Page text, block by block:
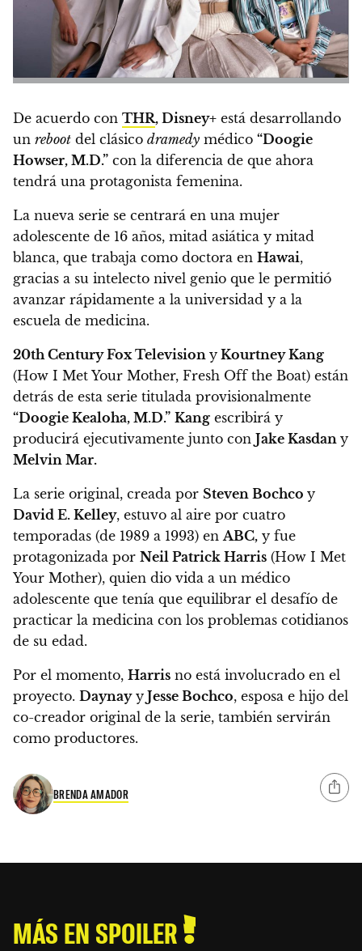
De acuerdo con THR, Disney+ está desarrollando
un reboot del clásico dramedy médico “Doogie
Howser, M.D.” con la diferencia de que ahora
tendrá una protagonista femenina.
La nueva serie se centrará en una mujer
adolescente de 16 años, mitad asiática y mitad
blanca, que trabaja como doctora en Hawai,
gracias a su intelecto nivel genio que le permitió
avanzar rápidamente a la universidad y a la
escuela de medicina.
20th Century Fox Television y Kourtney Kang
(How I Met Your Mother, Fresh Off the Boat) están
detrás de esta serie titulada provisionalmente
“Doogie Kealoha, M.D.” Kang escribirá y
producirá ejecutivamente junto con Jake Kasdan y
Melvin Mar.
La serie original, creada por Steven Bochco y
David E. Kelley, estuvo al aire por cuatro
temporadas (de 1989 a 1993) enABC, y fue
protagonizada por Neil Patrick Harris (How I Met
Your Mother), quien dio vida a un médico
adolescente que tenía que equilibrar el desafío de
practicar la medicina con los problemas cotidianos
de su edad.
Por el momento, Harris no está involucrado en el
proyecto. Daynayy Jesse Bochco, esposa e hijo del
co-creador original de la serie, también servirán
como productores.
BRENDA AMADOR
MÁS EN SPOILER